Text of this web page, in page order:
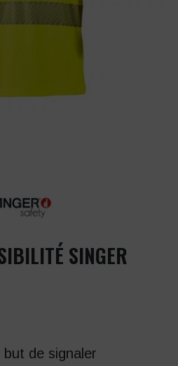
SINGER
de signaler